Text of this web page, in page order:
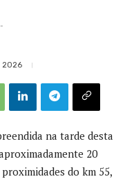
2026
na tarde desta
20
proximidades do km 55,